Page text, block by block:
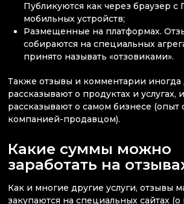
Публикуются как через браузер с
мобильных устройств;
Размещенные на платформах.
собираются на специальных
принято называть «отзовиками».
Также отзывы и комментарии иногда
рассказывают о продуктах и услугах,
рассказывают о самом бизнесе
компанией-продавцом).
Какие суммы можно
заработать на
Как и многие другие услуги, отзывы
закупаются на специальных сайтах